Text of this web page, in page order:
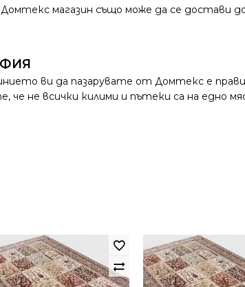
магазин също може да се достави
ви да пазарувате от Домтекс е
че не всички килими и пътеки са на едно